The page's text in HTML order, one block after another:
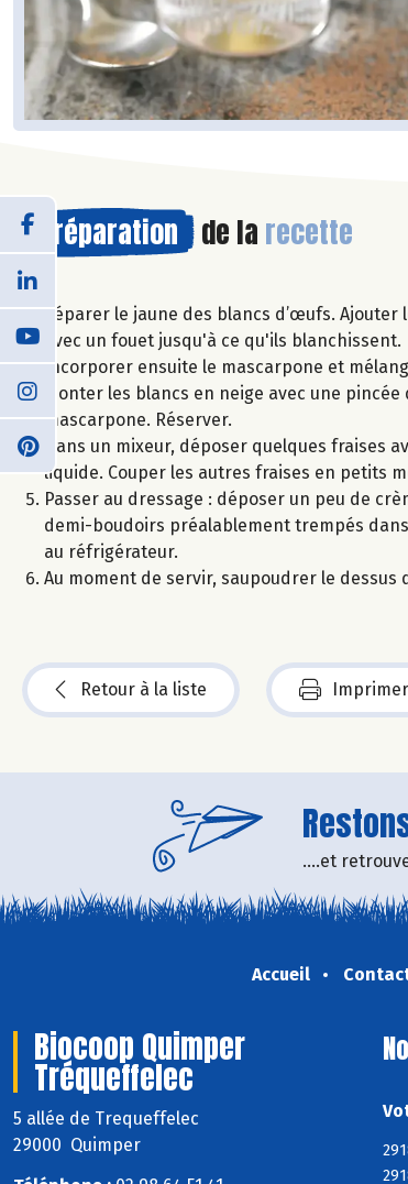
Préparation de la recette
Séparer le jaune des blancs d’œufs.
avec un fouet jusqu'à ce qu'ils blanchissent.
Incorporer ensuite le mascarpone et
Monter les blancs en neige avec une
mascarpone. Réserver.
Dans un mixeur, déposer quelques fraises
liquide. Couper les autres fraises en petits
Passer au dressage : déposer un peu de
demi-boudoirs préalablement trempés
au réfrigérateur.
Au moment de servir, saupoudrer le dessus
Retour à la liste
....et
Accueil
Biocoop Quimper
Tréqueffelec
5 allée de Trequeffelec
29000 Quimper